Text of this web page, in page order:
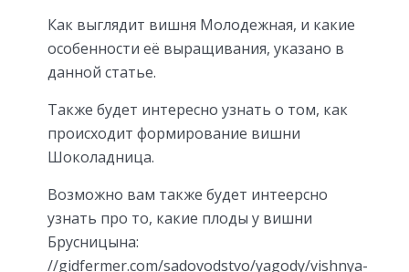
Как выглядит вишня Молодежная, и какие
особенности её выращивания, указано в
данной статье.
Также будет интересно узнать о том, как
происходит формирование вишни
Шоколадница.
Возможно вам также будет интеерсно
узнать про то, какие плоды у вишни
Брусницына:
//gidfermer.com/sadovodstvo/yagody/vishnya-